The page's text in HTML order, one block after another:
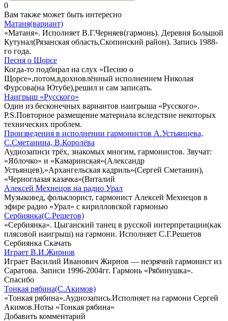
0
Вам также может быть интересно
Матаня(вариант)
«Матаня». Исполняет В.Г.Черняев(гармонь). Деревня Большой
Кутунал(Рязанская область,Скопинский район). Запись 1988-
го года.
Песня о Щорсе
Когда-то подбирал на слух «Песню о
Щорсе»,потом,вдохновлённый исполнением Николая
Фурсова(на Ютубе),решил и сам записать.
Наигрыш «Русского»
Один из бесконечных вариантов наигрыша «Русского».
P.S.Повторное размещение материала вследствие некоторых
технических проблем.
Произведения в исполнении гармонистов А.Устьянцева,
С.Сметанина, В.Королёва
Аудиозаписи трёх, знакомых многим, гармонистов. Звучат:
«Яблочко» и «Камаринская»(Александр
Устьянцев),»Архангельская кадриль»(Сергей Сметанин),
«Черноглазая казачка»(Виталий
Алексей Мехнецов на радио Урал
Музыковед, фольклорист, гармонист Алексей Мехнецов в
эфире радио «Урал» с кирилловской гармонью
Сербиянка(С.Решетов)
«Сербиянка». Цыганский танец в русской интерпретации(как
плясовой наигрыш) на гармони. Исполняет С.Г.Решетов
Сербиянка Скачать
Играет В.И.Жирнов
Играет Василий Иванович Жирнов — незрячий гармонист из
Саратова. Записи 1996-2004гг. Гармонь «Рябинушка».
Спасибо
Тонкая рябина(С.Акимов)
«Тонкая рябина».Аудиозапись.Исполняет на гармони Сергей
Акимов.Ноты «Тонкая рябина»
Добавить комментарий